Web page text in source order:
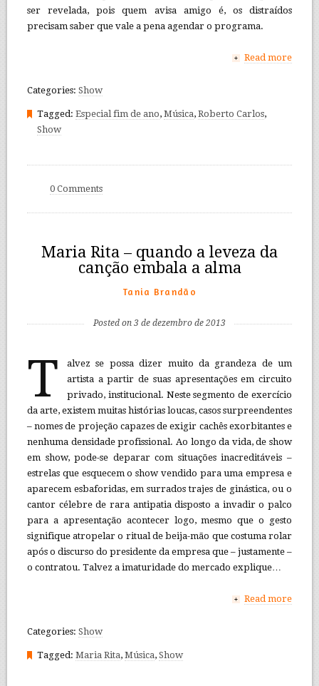
ser revelada, pois quem avisa amigo é, os distraídos
precisam saber que vale a pena agendar o programa.
+ Read more
Categories: Show
Tagged: Especial fim de ano, Música, Roberto Carlos,
Show
0 Comments
Maria Rita – quando a leveza da
canção embala a alma
Tania Brandão
Posted on 3 de dezembro de 2013
T
alvez se possa dizer muito da grandeza de um
artista a partir de suas apresentações em circuito
privado, institucional. Neste segmento de exercício
da arte, existem muitas histórias loucas, casos surpreendentes
– nomes de projeção capazes de exigir cachês exorbitantes e
nenhuma densidade profissional. Ao longo da vida, de show
em show, pode-se deparar com situações inacreditáveis –
estrelas que esquecem o show vendido para uma empresa e
aparecem esbaforidas, em surrados trajes de ginástica, ou o
cantor célebre de rara antipatia disposto a invadir o palco
para a apresentação acontecer logo, mesmo que o gesto
signifique atropelar o ritual de beija-mão que costuma rolar
após o discurso do presidente da empresa que – justamente –
o contratou. Talvez a imaturidade do mercado explique…
+ Read more
Categories: Show
Tagged: Maria Rita, Música, Show